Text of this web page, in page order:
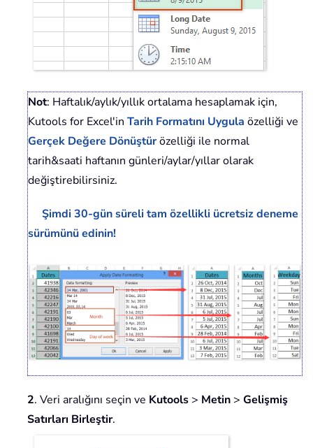
Not: Haftalık/aylık/yıllık ortalama hesaplamak için,
Kutools for Excel'in Tarih Formatını Uygula özelliği ve
Gerçek Değere Dönüştürözelliği ile normal
tarih&saati haftanın günleri/aylar/yıllar olarak
değiştirebilirsiniz.
Şimdi 30-gün süreli tam özellikli ücretsiz deneme
sürümünü edinin!
2. Veri aralığını seçin ve Kutools > Metin > Gelişmiş
Satırları Birleştir.